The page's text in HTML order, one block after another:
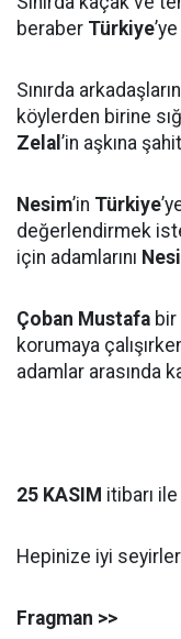
beraber Türkiye
Sınırda
köylerden birine
Zelal ’in aşkına
Nesim’in Türkiye
değerlendirmek
için adamlarını
Çoban Mustafa bir
korumaya
adamlar arasında
25 KASIM itibarı
Hepinize iyi
Fragman >>